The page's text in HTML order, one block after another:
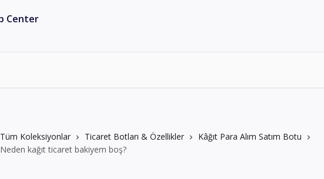
Tüm Koleksiyonlar Ticaret Botları & Özellikler
Kâğıt Para Alım Satım Botu
Neden kağıt ticaret bakiyem boş?